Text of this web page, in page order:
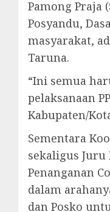
Pamong Praja
Posyandu,
masyarakat,
Taruna.
“Ini semua
pelaksanaan
Kabupaten/
Sementara
sekaligus
Penanganan
dalam
dan Posko